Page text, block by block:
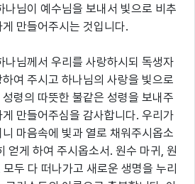
나님이 예수님을 보내서 빛으로 비추
만들어주시는 것입니다.
나님께서 우리를 사랑하시되 독생자
여 주시고 하나님의 사랑을 빛으로
령의 따뜻한 불같은 성령을 보내주
만들어주심을 감사합니다. 우리가
마음속에 빛과 열로 채워주시옵소
얻게 하여 주시옵소서. 원수 마귀, 원
두 다 떠나가고 새로운 생명을 누리